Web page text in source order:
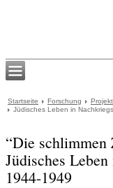
Startseite Forschung
Jüdisches Leben in
“Die schlimmen
Jüdisches
1944-1949